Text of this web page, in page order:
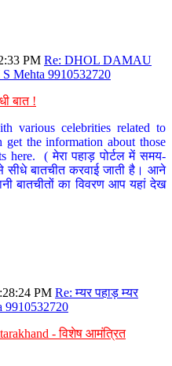
PM Re: DHOL DAMAU
Mehta 9910532720
बात !
various celebrities related to
the information about those
here. ( मेरा पहाड़ पोर्टल में समय-
सीधे बातचीत करवाई जाती है। आने
बातचीतों का विवरण आप यहां देख
PM Re: म्यर पहाड़ म्यर
9910532720
- विशेष आमंत्रित